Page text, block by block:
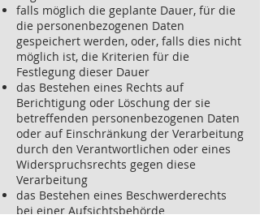
falls möglich die geplante Dauer, für die
die personenbezogenen Daten
gespeichert werden, oder, falls dies nicht
möglich ist, die Kriterien für die
Festlegung dieser Dauer
das Bestehen eines Rechts auf
Berichtigung oder Löschung der sie
betreffenden personenbezogenen Daten
oder auf Einschränkung der Verarbeitung
durch den Verantwortlichen oder eines
Widerspruchsrechts gegen diese
Verarbeitung
das Bestehen eines Beschwerderechts
bei einer Aufsichtsbehörde